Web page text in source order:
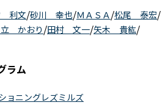
利文/砂川 幸也/ＭＡＳＡ /松尾 泰宏/
かおり/田村 文一/矢木 貴紘/
ラム
ョニングレズミルズ